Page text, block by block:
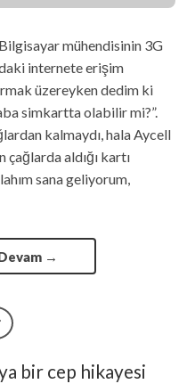
mühendisinin 3G
internete erişim
üzereyken dedim ki
simkartta olabilir mi?”.
kalmaydı, hala Aycell
çağlarda aldığı kartı
sana geliyorum,
→
bir cep hikayesi